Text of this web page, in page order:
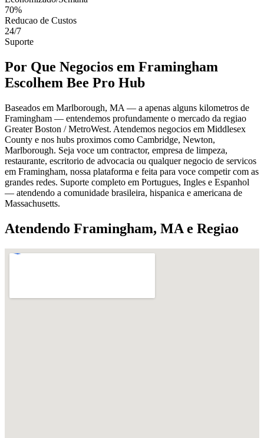
70%
Reducao de Custos
24/7
Suporte
Por Que Negocios em Framingham
Escolhem Bee Pro Hub
Baseados em Marlborough, MA — a apenas alguns kilometros de
Framingham — entendemos profundamente o mercado da regiao
Greater Boston / MetroWest. Atendemos negocios em Middlesex
County e nos hubs proximos como Cambridge, Newton,
Marlborough. Seja voce um contractor, empresa de limpeza,
restaurante, escritorio de advocacia ou qualquer negocio de servicos
em Framingham, nossa plataforma e feita para voce competir com as
grandes redes. Suporte completo em Portugues, Ingles e Espanhol
— atendendo a comunidade brasileira, hispanica e americana de
Massachusetts.
Atendendo Framingham, MA e Regiao